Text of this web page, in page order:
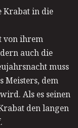
Krabat in die
von ihrem
auch die
muss
Meisters, dem
Als es seinen
den langen